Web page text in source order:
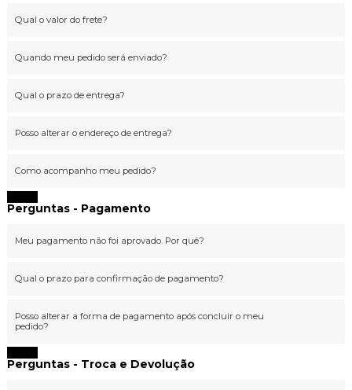
Qual o valor do frete?
Quando meu pedido será enviado?
Qual o prazo de entrega?
Posso alterar o endereço de entrega?
Como acompanho meu pedido?
Perguntas - Pagamento
Meu pagamento não foi aprovado. Por quê?
Qual o prazo para confirmação de pagamento?
Posso alterar a forma de pagamento após concluir o meu
pedido?
Perguntas - Troca e Devolução